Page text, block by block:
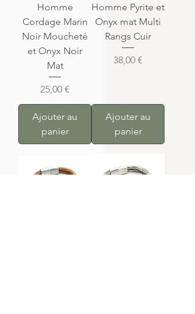
Homme
Cordage Marin
Noir Moucheté
et Onyx Noir
Mat
Prix
25,00 €
Ajouter au
panier
Homme Pyrite et
Onyx mat Multi
Rangs Cuir
Prix
38,00 €
Ajouter au
panier